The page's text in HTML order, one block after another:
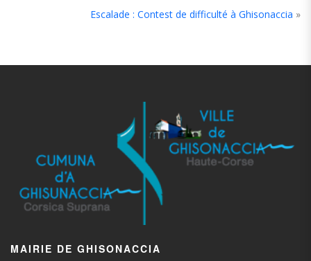
Escalade : Contest de difficulté à Ghisonaccia »
MAIRIE DE GHISONACCIA